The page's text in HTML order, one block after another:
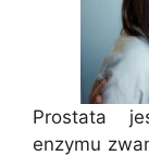
Prostata
enzymu